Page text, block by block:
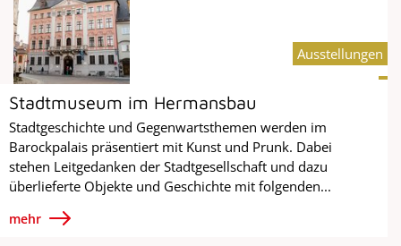
Stadtmuseum im Hermansbau
Stadtgeschichte und Gegenwartsthemen werden im
Barockpalais präsentiert mit Kunst und Prunk. Dabei
stehen Leitgedanken der Stadtgesellschaft und dazu
überlieferte Objekte und Geschichte mit folgenden...
mehr
Ausstellungen